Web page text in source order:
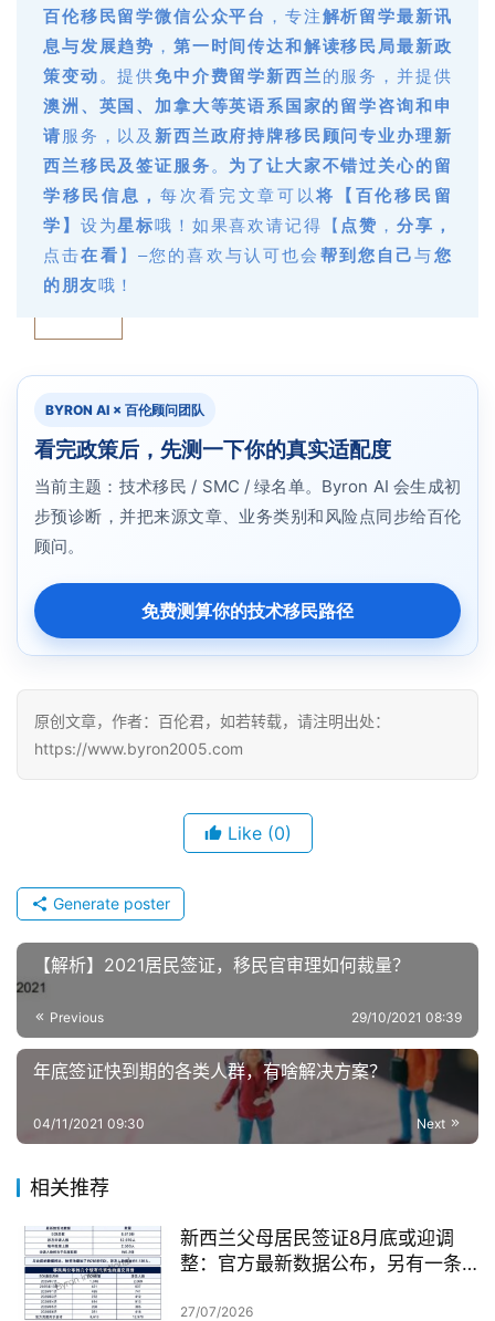
百伦移民留学微信公众平台 ，专注解析留学最新讯
息与发展趋势 ， 第一时间传达和解读移民局最新政
策变动 。提供免中介费留学新西兰 的服务，并提供
澳洲、英国、加拿大等英语系国家的留学咨询和申
请 服务，以及 新西兰政府持牌移民顾问专业办理新
西兰移民及签证服务 。 为了让大家不错过关心的留
学移民信息，每次看完文章可以将【百伦移民留
学】 设为星标哦！如果喜欢请记得【 点赞 ， 分享 ，
点击在看 】–您的喜欢与认可也会 帮到您自己与您
的朋友哦！
BYRON AI × 百伦顾问团队
看完政策后，先测一下你的真实适配度
当前主题：技术移民 / SMC / 绿名单。Byron AI 会生成初
步预诊断，并把来源文章、业务类别和风险点同步给百伦
顾问。
免费测算你的技术移民路径
原创文章，作者：百伦君，如若转载，请注明出处：
https://www.byron2005.com
Like (0)
Generate poster
【解析】2021居民签证，移民官审理如何裁量？
Previous 29/10/2021 08:39
年底签证快到期的各类人群，有啥解决方案？
Next
04/11/2021 09:30
相关推荐
新西兰父母居民签证8月底或迎调
整：官方最新数据公布，另有一条
27/07/2026